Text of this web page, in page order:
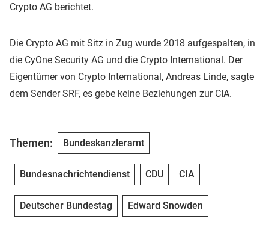
Crypto AG berichtet.
Die Crypto AG mit Sitz in Zug wurde 2018 aufgespalten, in
die CyOne Security AG und die Crypto International. Der
Eigentümer von Crypto International, Andreas Linde, sagte
dem Sender SRF, es gebe keine Beziehungen zur CIA.
Themen: Bundeskanzleramt
Bundesnachrichtendienst CDU CIA
Deutscher Bundestag Edward Snowden